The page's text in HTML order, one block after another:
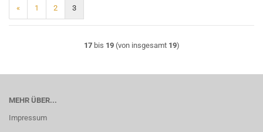
« 1 2 3
17bis 19(von insgesamt 19)
MEHR ÜBER...
Impressum